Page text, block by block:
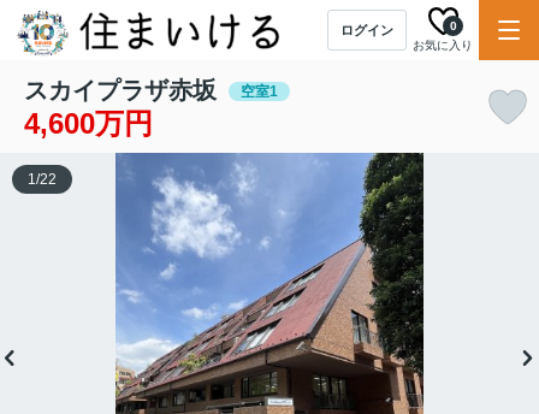
ログイン
お気に入り
0
スカイプラザ赤坂 空室1
4,600万円
1/22